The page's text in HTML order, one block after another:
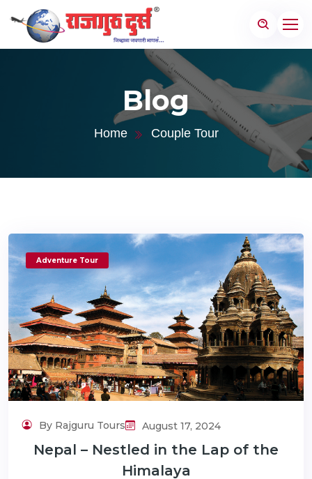
Blog
Home Couple Tour
Adventure Tour
By Rajguru Tours August 17, 2024
Nepal – Nestled in the Lap of the
Himalaya